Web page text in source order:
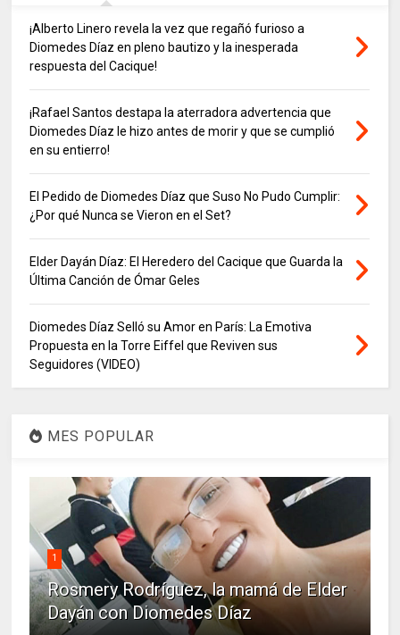
¡Alberto Linero revela la vez que regañó furioso a
Diomedes Díaz en pleno bautizo y la inesperada
respuesta del Cacique!
¡Rafael Santos destapa la aterradora advertencia que
Diomedes Díaz le hizo antes de morir y que se cumplió
en su entierro!
El Pedido de Diomedes Díaz que Suso No Pudo Cumplir:
¿Por qué Nunca se Vieron en el Set?
Elder Dayán Díaz: El Heredero del Cacique que Guarda la
Última Canción de Ómar Geles
Diomedes Díaz Selló su Amor en París: La Emotiva
Propuesta en la Torre Eiffel que Reviven sus
Seguidores (VIDEO)
MES POPULAR
1
Rosmery Rodríguez, la mamá de Elder
Dayán con Diomedes Díaz